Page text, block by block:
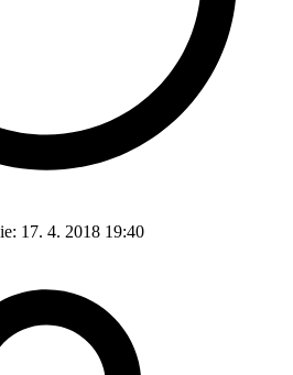
17. 4. 2018 19:40